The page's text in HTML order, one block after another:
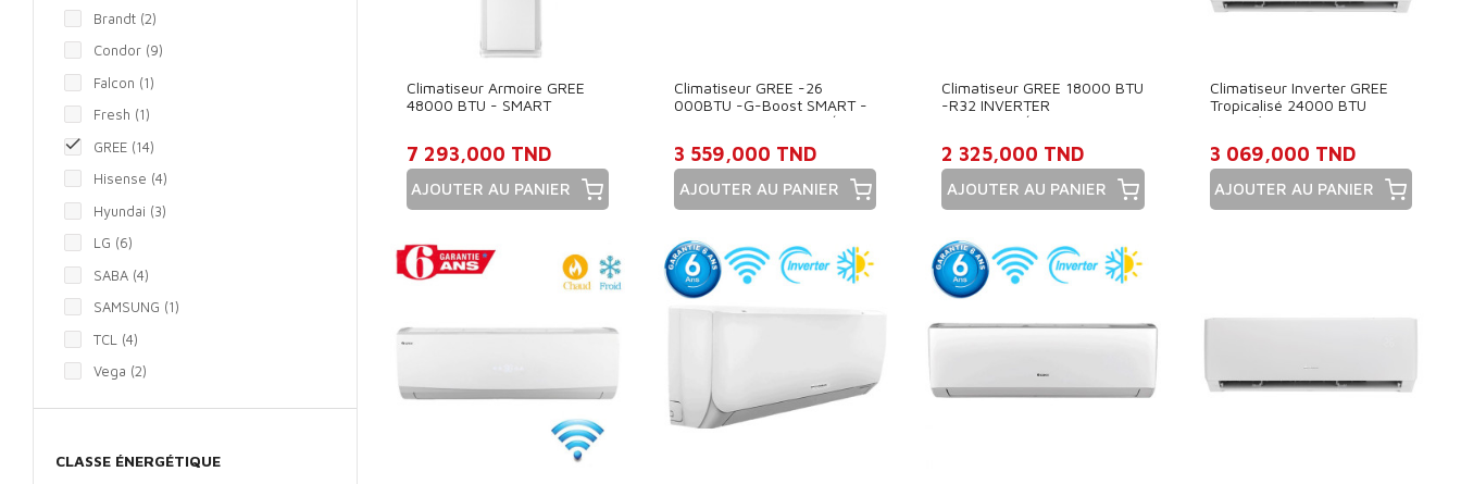
Brandt (2)
Condor (9)
Falcon (1)
Fresh (1)
 GREE (14)
Hisense (4)
Hyundai (3)
LG (6)
SABA (4)
SAMSUNG (1)
TCL (4)
Vega (2)
CLASSE ÉNERGÉTIQUE
Climatiseur Armoire GREE
48000 BTU - SMART
7 293,000 TND
AJOUTER AU PANIER
Climatiseur GREE -26
000BTU -G-Boost SMART -
INVERTER TROPICALISÉ -
3 559,000 TND
AJOUTER AU PANIER
Climatiseur GREE 18000 BTU
-R32 INVERTER
TROPICALISÉ SMART- WIFI
2 325,000 TND
AJOUTER AU PANIER
Climatiseur Inverter GREE
Tropicalisé 24000 BTU
Chaud/Froid Smart -
3 069,000 TND
AJOUTER AU PANIER